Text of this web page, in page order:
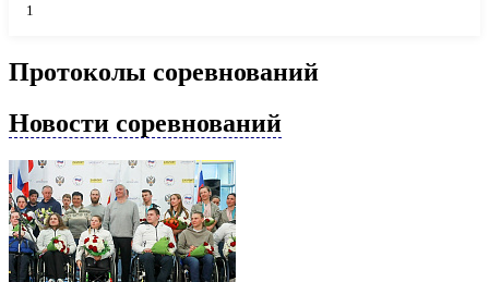
1
Протоколы соревнований
Новости соревнований